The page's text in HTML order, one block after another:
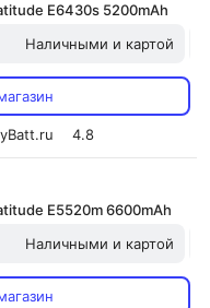
E6430s 5200mAh
Наличными и картой
4.8
E5520m 6600mAh
Наличными и картой